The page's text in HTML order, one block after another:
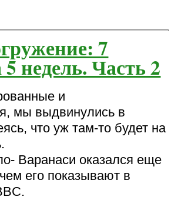
7
5 недель. Часть 2
и
мы выдвинулись в
что уж там-то будет на
Варанаси оказался еще
его показывают в